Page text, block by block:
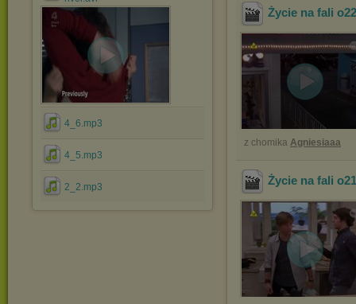
4_6.mp3
4_5.mp3
2_2.mp3
Życie na fali
z chomika Agniesiaaa
Życie na fali